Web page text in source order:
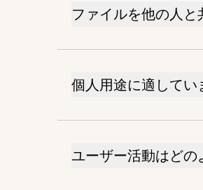
ファイルを他の人と
個人用途に適してい
ユーザー活動はど